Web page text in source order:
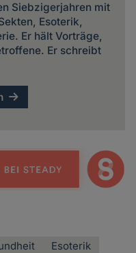
Siebzigerjahren mit
Esoterik,
Er hält Vorträge,
Er schreibt
Esoterik